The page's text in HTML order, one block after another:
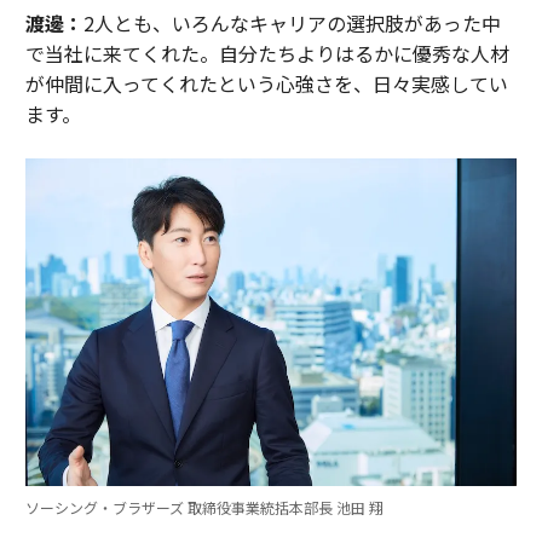
渡邊： 2人とも、いろんなキャリアの選択肢があった中
で当社に来てくれた。自分たちよりはるかに優秀な人材
が仲間に入ってくれたという心強さを、日々実感してい
ます。
ソーシング・ブラザーズ 取締役事業統括本部長 池田 翔